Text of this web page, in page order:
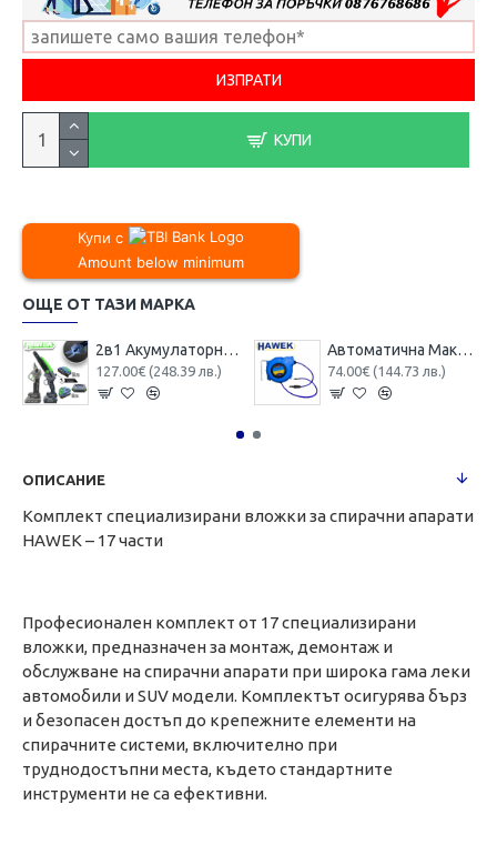
КУПИ
Купи с
Amount below minimum
ОЩЕ ОТ ТАЗИ МАРКА
2в1 Акумулаторна Лозарска Ножица и Трион за Клони (Безжична Резачка ) с Автоматично Смазване на Веригата HAWEK 4x Батерии
127.00€ (248.39 лв.)
Автоматична Макара с Маркуч за Въздух HAWEK 15м 8х12мм – HW 1022
74.00€ (144.73 лв.)
ОПИСАНИЕ
Комплект специализирани вложки за спирачни апарати
HAWEK – 17 части
Професионален комплект от 17 специализирани
вложки, предназначен за монтаж, демонтаж и
обслужване на спирачни апарати при широка гама леки
автомобили и SUV модели. Комплектът осигурява бърз
и безопасен достъп до крепежните елементи на
спирачните системи, включително при
труднодостъпни места, където стандартните
инструменти не са ефективни.